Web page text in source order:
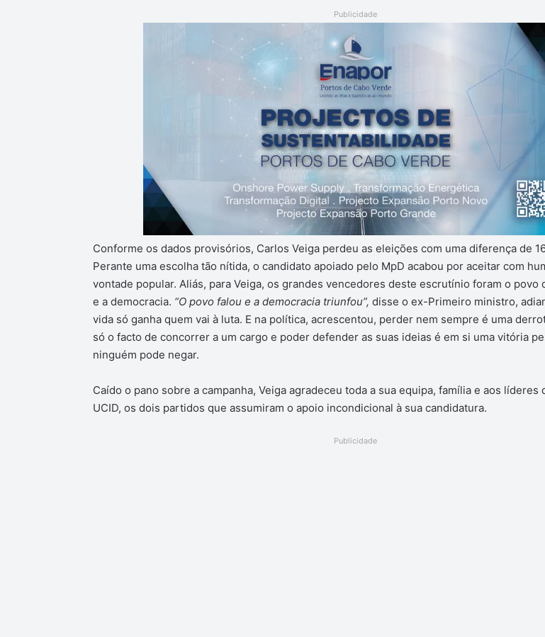
Publicidade
Conforme os dados provisórios, Carlos Veiga perdeu as eleições com uma diferença de
Perante uma escolha tão nítida, o candidato apoiado pelo MpD acabou por aceitar com
vontade popular. Aliás, para Veiga, os grandes vencedores deste escrutínio foram o povo
e a democracia. “O povo falou e a democracia triunfou”, disse o ex-Primeiro ministro,
vida só ganha quem vai à luta. E na política, acrescentou, perder nem sempre é uma
só o facto de concorrer a um cargo e poder defender as suas ideias é em si uma vitória
ninguém pode negar.
Caído o pano sobre a campanha, Veiga agradeceu toda a sua equipa, família e aos líderes
UCID, os dois partidos que assumiram o apoio incondicional à sua candidatura.
Publicidade